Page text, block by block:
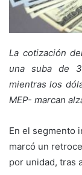
La cotización
una suba de
mientras los
MEP- marcan
En el segmento
marcó un
por unidad, tras